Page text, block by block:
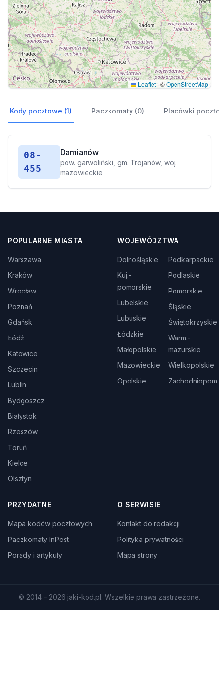
Leaflet | ©OpenStreetMap
Kody pocztowe (1) Paczkomaty (0) Placówki
08-
455
Damianów
pow. garwoliński, gm. Trojanów, woj.
mazowieckie
POPULARNE MIASTA
Warszawa
Kraków
Wrocław
Poznań
Gdańsk
Łódź
Katowice
Szczecin
Lublin
Bydgoszcz
Białystok
Rzeszów
Toruń
Kielce
Olsztyn
WOJEWÓDZTWA
Dolnośląskie
Kuj.-
pomorskie
Lubelskie
Lubuskie
Łódzkie
Małopolskie
Mazowieckie
Opolskie
Podkarpackie
Podlaskie
Pomorskie
Śląskie
Świętokrzyskie
Warm.-
mazurskie
Wielkopolskie
Zachodniopom.
PRZYDATNE
Mapa kodów pocztowych
Paczkomaty InPost
Porady i artykuły
O SERWISIE
Kontakt do redakcji
Polityka prywatności
Mapa strony
© 2014 – 2026 jaki-kod.pl. Wszelkie prawa zastrzeżone.